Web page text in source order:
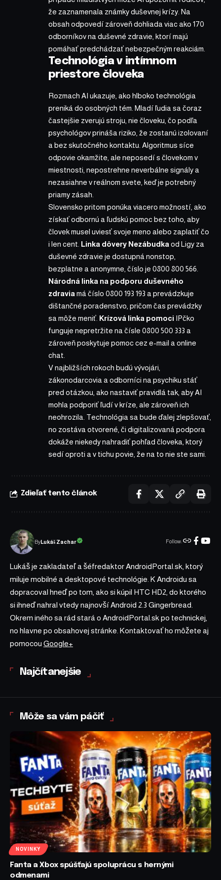
že zaznamenala známky duševnej krízy. Na
obsah odpovedí zároveň dohliada viac ako 170
odborníkov na duševné zdravie, ktorí majú
pomáhať predchádzať nebezpečným reakciám.
Technológia v intímnom
priestore človeka
Rozmach AI ukazuje, ako hlboko technológia
preniká do osobných tém. Mladí ľudia sa čoraz
častejšie zverujú stroju, nie človeku, čo podľa
psychológov prináša riziko, že zostanú izolovaní
a bez skutočného kontaktu. Algoritmus síce
odpovie okamžite, ale neposedí s človekom v
miestnosti, nepostrehne neverbálne signály a
nezasiahne v reálnom svete, keď je potrebný
priamy zásah.
Slovensko pritom ponúka viacero možností, ako
získať odbornú a ľudskú pomoc bez toho, aby
človek musel uviesť svoje meno alebo zaplatiť čo
i len cent. Linka dôvery Nezábudka od Ligy za
duševné zdravie je dostupná nonstop,
bezplatne a anonymne, číslo je 0800 800 566.
Národná linka na podporu duševného
zdravia má číslo 0800 193 193 a prevádzkuje
dištančné poradenstvo, pričom čas prevádzky
sa môže meniť. Krízová linka pomoci IPčko
funguje nepretržite na čísle 0800 500 333 a
zároveň poskytuje pomoc cez e-mail a online
chat.
V najbližších rokoch budú vývojári,
zákonodarcovia a odborníci na psychiku stáť
pred otázkou, ako nastaviť pravidlá tak, aby AI
mohla podporiť ľudí v kríze, ale zároveň ich
neohrozila. Technológia sa bude ďalej zlepšovať,
no zostáva otvorené, či digitalizovaná podpora
dokáže niekedy nahradiť pohľad človeka, ktorý
sedí oproti a v tichu povie, že na to nie ste sami.
Zdieľať tento článok
ByLukáš Zachar Follow:
Lukáš je zakladateľ a šéfredaktor AndroidPortal.sk, ktorý
miluje mobilné a desktopové technológie. K Androidu sa
dopracoval hneď po tom, ako si kúpil HTC HD2, do ktorého
si ihneď nahral vtedy najnovší Android 2.3 Gingerbread.
Okrem iného sa rád stará o AndroidPortal.sk po technickej,
no hlavne po obsahovej stránke. Kontaktovať ho môžete aj
pomocou Google+
Najčítanejšie
Môže sa vám páčiť
NOVINKY
Fanta a Xbox spúšťajú spoluprácu s hernými
odmenami